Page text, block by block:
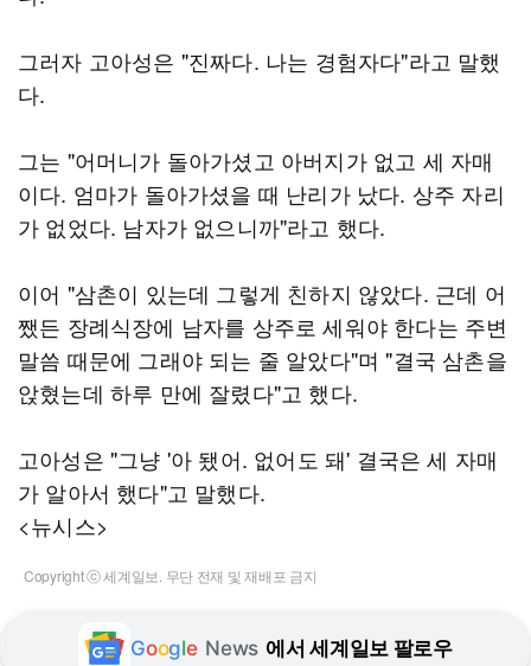
그러자 고아성은 "진짜다. 나는 경험자다"라고 말했
다.
그는 "어머니가 돌아가셨고 아버지가 없고 세 자매
이다. 엄마가 돌아가셨을 때 난리가 났다. 상주 자리
가 없었다. 남자가 없으니까"라고 했다.
이어 "삼촌이 있는데 그렇게 친하지 않았다. 근데 어
쨌든 장례식장에 남자를 상주로 세워야 한다는 주변
말씀 때문에 그래야 되는 줄 알았다"며 "결국 삼촌을
앉혔는데 하루 만에 잘렸다"고 했다.
고아성은 "그냥 '아 됐어. 없어도 돼' 결국은 세 자매
가 알아서 했다"고 말했다.
<뉴시스>
Copyright ⓒ 세계일보. 무단 전재 및 재배포 금지
Google News 에서 세계일보 팔로우